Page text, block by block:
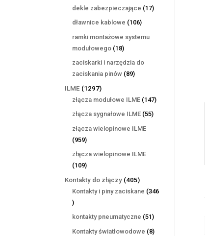
produktów
dekle zabezpieczające 1717
dławnice kablowe 106106
ramki montażowe systemu
modułowego 1818
produktów
zaciskarki i narzędzia do
zaciskania pinów 8989
ILME 12971297
produktów
złącza modułowe ILME 147147
złącza sygnałowe ILME 5555
złącza wielopinowe ILME
959959
produktów
złącza wielopinowe ILME
109109
produktów
Kontakty do złączy 405405
produktów
Kontakty i piny zaciskane 346
346
produktów
kontakty pneumatyczne 5151
produktów
Kontakty światłowodowe 88